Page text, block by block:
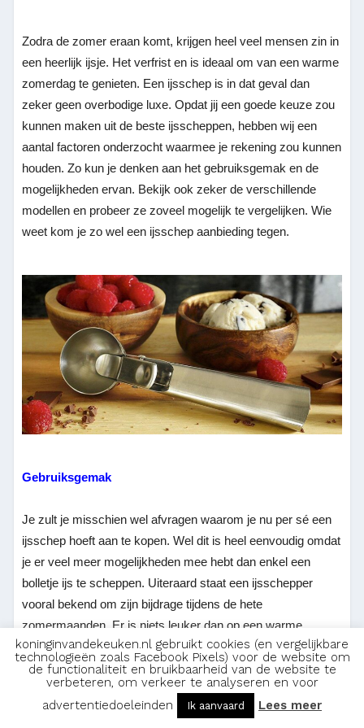
Zodra de zomer eraan komt, krijgen heel veel mensen zin in
een heerlijk ijsje. Het verfrist en is ideaal om van een warme
zomerdag te genieten. Een ijsschep is in dat geval dan
zeker geen overbodige luxe. Opdat jij een goede keuze zou
kunnen maken uit de beste ijsscheppen, hebben wij een
aantal factoren onderzocht waarmee je rekening zou kunnen
houden. Zo kun je denken aan het gebruiksgemak en de
mogelijkheden ervan. Bekijk ook zeker de verschillende
modellen en probeer ze zoveel mogelijk te vergelijken. Wie
weet kom je zo wel een ijsschep aanbieding tegen.
Gebruiksgemak
Je zult je misschien wel afvragen waarom je nu per sé een
ijsschep hoeft aan te kopen. Wel dit is heel eenvoudig omdat
je er veel meer mogelijkheden mee hebt dan enkel een
bolletje ijs te scheppen. Uiteraard staat een ijsschepper
vooral bekend om zijn bijdrage tijdens de hete
zomermaanden. Er is niets leuker dan op een warme
zomerdag met zijn allen van een heerlijk koud ijsje te
genieten. En uiteraard wil het oog ook wat en wil je graag
mooie ronde bollen kunnen scheppen. Toch kun je de
ijsschep nog in vele andere situaties gebruiken.
koninginvandekeuken.nl gebruikt cookies (en vergelijkbare
technologieën zoals Facebook Pixels) voor de website om
de functionaliteit en bruikbaarheid van de website te
verbeteren, om verkeer te analyseren en voor
advertentiedoeleinden
Ik aanvaard Lees meer